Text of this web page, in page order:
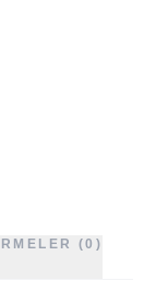
(0)